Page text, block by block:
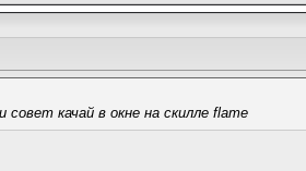
качай в окне на скилле flame